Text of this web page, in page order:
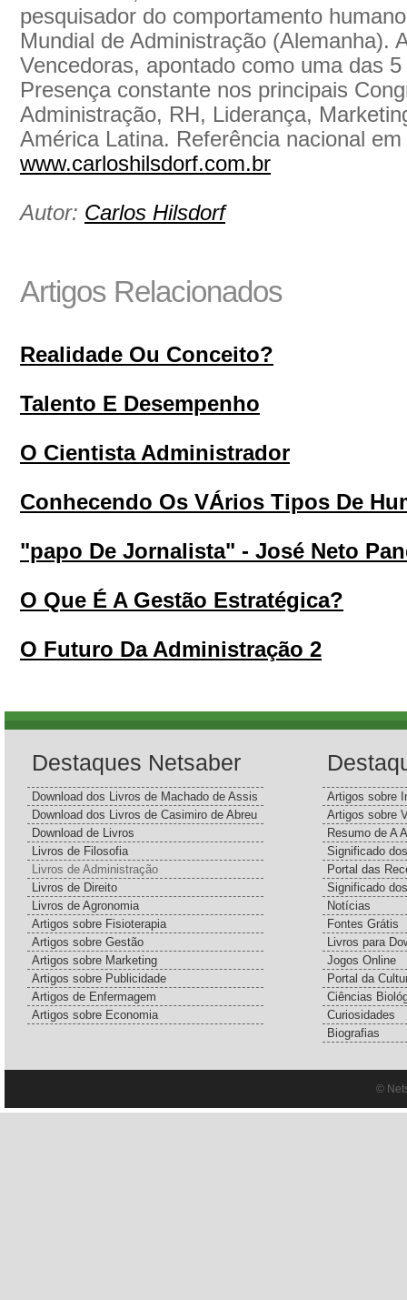
pesquisador do comportamento
Mundial de Administração (Alemanha).
Vencedoras, apontado como uma das
Presença constante nos principais
Administração, RH, Liderança,
América Latina. Referência nacional
www.carloshilsdorf.com.br
Autor: Carlos Hilsdorf
Artigos Relacionados
Realidade Ou Conceito?
Talento E Desempenho
O Cientista Administrador
Conhecendo Os VÁrios Tipos De
"papo De Jornalista" - José Neto
O Que É A Gestão Estratégica?
O Futuro Da Administração 2
Destaques Netsaber
Download dos Livros de Machado de Assis
Download dos Livros de Casimiro de Abreu
Download de Livros
Livros de Filosofia
Livros de Administração
Livros de Direito
Livros de Agronomia
Artigos sobre Fisioterapia
Artigos sobre Gestão
Artigos sobre Marketing
Artigos sobre Publicidade
Artigos de Enfermagem
Artigos sobre Economia
Artigos sobre
Artigos sobre
Resumo de A
Significado
Portal das
Significado
Notícias
Fontes Grátis
Livros para
Jogos Online
Portal da
Ciências
Curiosidades
Biografias
©